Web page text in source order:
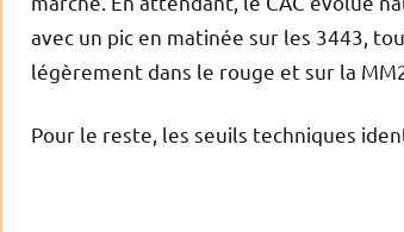
avec un pic en matinée sur les 3443,
légèrement dans le rouge et sur la
Pour le reste, les seuils techniques